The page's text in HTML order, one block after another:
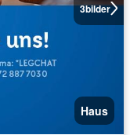
3bilder
Haus